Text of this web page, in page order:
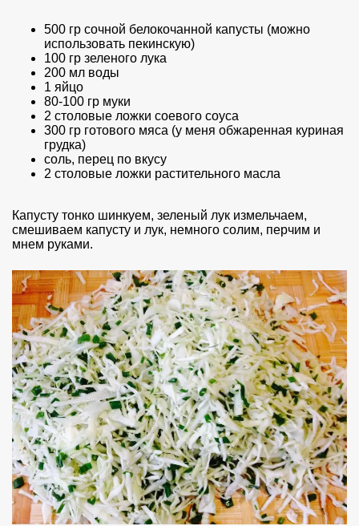
500 гр сочной белокочанной капусты (можно
использовать пекинскую)
100 гр зеленого лука
200 мл воды
1 яйцо
80-100 гр муки
2 столовые ложки соевого соуса
300 гр готового мяса (у меня обжаренная куриная
грудка)
соль, перец по вкусу
2 столовые ложки растительного масла
Капусту тонко шинкуем, зеленый лук измельчаем,
смешиваем капусту и лук, немного солим, перчим и
мнем руками.